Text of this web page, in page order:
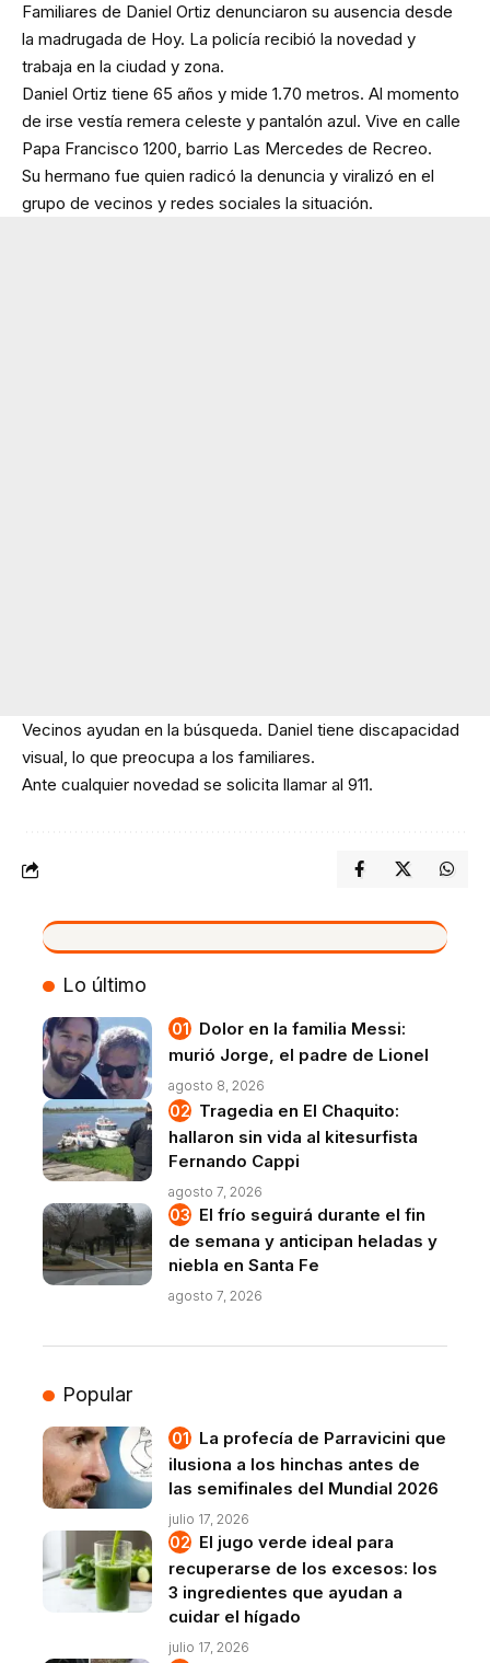
Familiares de Daniel Ortiz denunciaron su ausencia desde
la madrugada de Hoy. La policía recibió la novedad y
trabaja en la ciudad y zona.
Daniel Ortiz tiene 65 años y mide 1.70 metros. Al momento
de irse vestía remera celeste y pantalón azul. Vive en calle
Papa Francisco 1200, barrio Las Mercedes de Recreo.
Su hermano fue quien radicó la denuncia y viralizó en el
grupo de vecinos y redes sociales la situación.
Vecinos ayudan en la búsqueda. Daniel tiene discapacidad
visual, lo que preocupa a los familiares.
Ante cualquier novedad se solicita llamar al 911.
VIVO
Lo último
Dolor en la familia Messi:
murió Jorge, el padre de Lionel
agosto 8, 2026
Tragedia en El Chaquito:
hallaron sin vida al kitesurfista
Fernando Cappi
agosto 7, 2026
El frío seguirá durante el fin
de semana y anticipan heladas y
niebla en Santa Fe
agosto 7, 2026
Popular
La profecía de Parravicini que
ilusiona a los hinchas antes de
las semifinales del Mundial 2026
julio 17, 2026
El jugo verde ideal para
recuperarse de los excesos: los
3 ingredientes que ayudan a
cuidar el hígado
julio 17, 2026